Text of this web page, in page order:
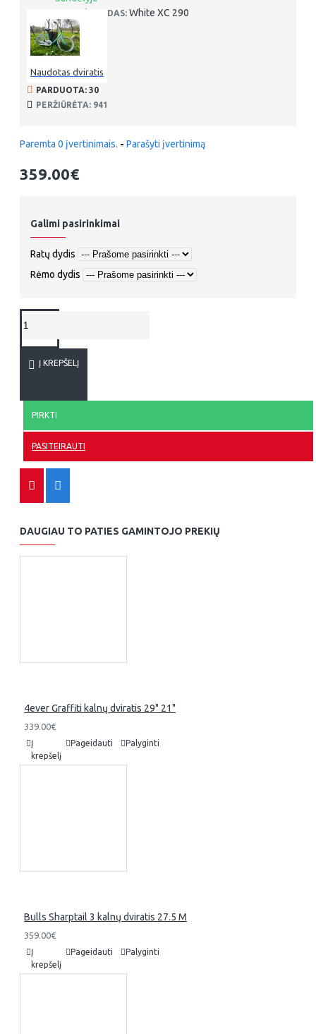
PREKĖS KODAS: White XC 290
Naudotas dviratis
PARDUOTA: 30
PERŽIŪRĖTA: 941
Paremta 0 įvertinimais. - Parašyti įvertinimą
359.00€
Galimi pasirinkimai
Ratų dydis
Rėmo dydis
Į KREPŠELĮ
PIRKTI
PASITEIRAUTI
DAUGIAU TO PATIES GAMINTOJO PREKIŲ
4ever Graffiti kalnų dviratis 29" 21"
339.00€
Į
krepšelį
Pageidauti Palyginti
Bulls Sharptail 3 kalnų dviratis 27.5 M
359.00€
Į
krepšelį
Pageidauti Palyginti